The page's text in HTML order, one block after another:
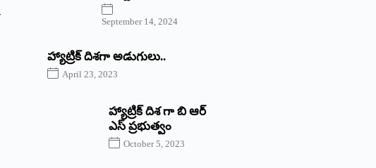
September 14, 2024
‌హ్యాట్రిక్‌ ‌దిశగా అడుగులు..
April 23, 2023
హ్యాట్రిక్ దిశ గా బి ఆర్
ఎస్ ప్రభుత్వం
October 5, 2023